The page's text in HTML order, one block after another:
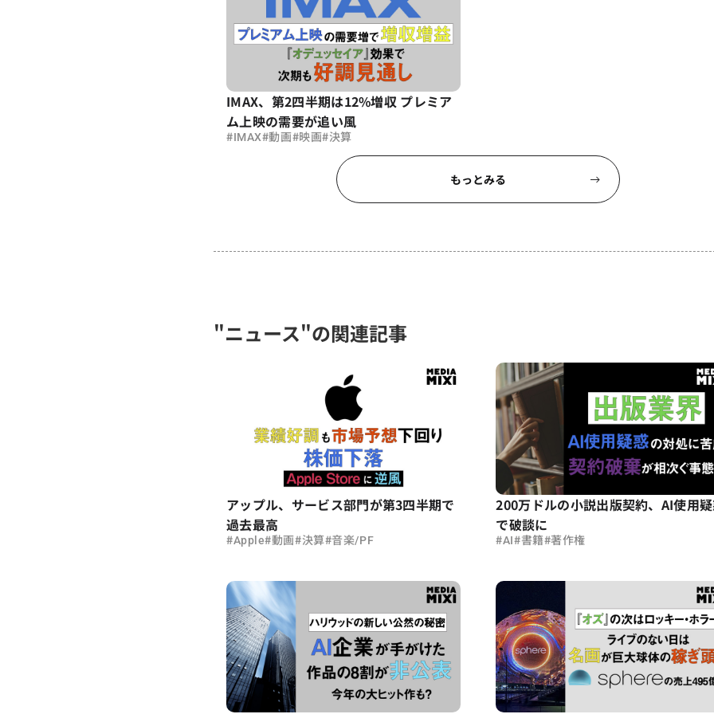
IMAX、第2四半期は12%増収 プレミア
ム上映の需要が追い風
#IMAX#動画#映画#決算
もっとみる
"ニュース"の関連記事
アップル、サービス部門が第3四半期で
過去最高
#Apple#動画#決算#音楽/PF
200万ドルの小説出版契約、AI使用
で破談に
#AI#書籍#著作権